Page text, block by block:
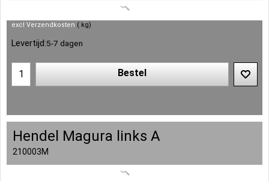
excl Verzendkosten kg
Levertijd:5-7 dagen
Bestel
Hendel Magura links A
210003M